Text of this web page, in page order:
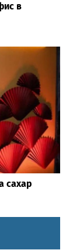
в
сахар